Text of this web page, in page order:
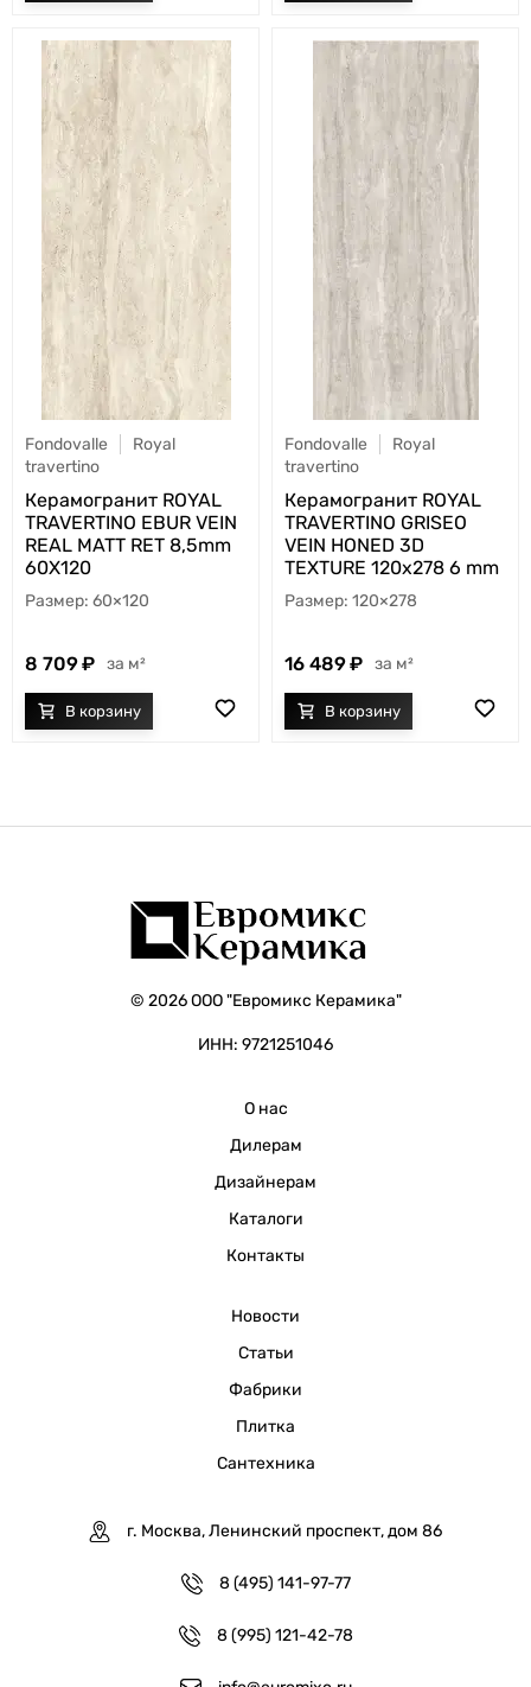
Fondovalle
Royal
travertino
Керамогранит ROYAL
TRAVERTINO EBUR VEIN
REAL MATT RET 8,5mm
60X120
60×120
8 709 м²
Fondovalle
Royal
travertino
Керамогранит ROYAL
TRAVERTINO GRISEO
VEIN HONED 3D
TEXTURE 120x278 6 mm
120×278
16 489 м²
© 2026 ООО "Евромикс Керамика"
ИНН: 9721251046
О нас
Дилерам
Дизайнерам
Каталоги
Контакты
Новости
Статьи
Фабрики
Плитка
Сантехника
г. Москва, Ленинский проспект, дом 86
8 (495) 141-97-77
8 (995) 121-42-78